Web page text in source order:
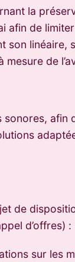
la
afin de
linéaire,
mesure de
afin
de
d’offres) :
sur les